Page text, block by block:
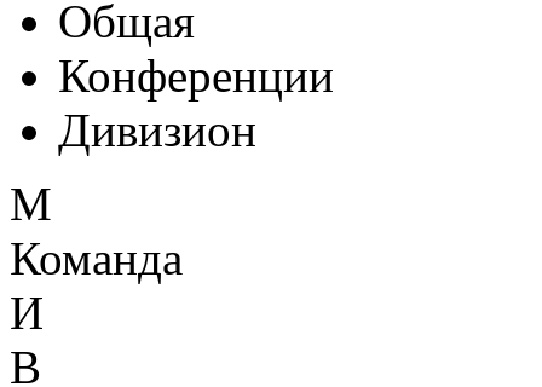
Общая
Конференции
Дивизион
М
Команда
И
В